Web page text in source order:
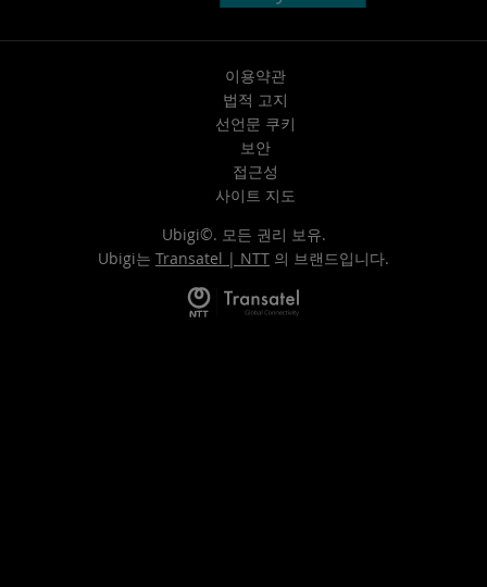
이용약관
법적 고지
선언문 쿠키
보안
접근성
사이트 지도
Ubigi©. 모든 권리 보유.
Ubigi는 Transatel | NTT 의 브랜드입니다.